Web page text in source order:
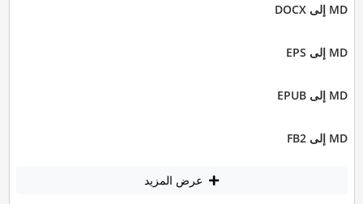
MD إلى DOCX
MD إلى EPS
MD إلى EPUB
MD إلى FB2
عرض المزيد